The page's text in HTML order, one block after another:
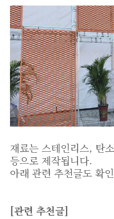
재료는 스테인리스, 탄
등으로 제작됩니다.
아래 관련 추천글도 확
[관련 추천글]